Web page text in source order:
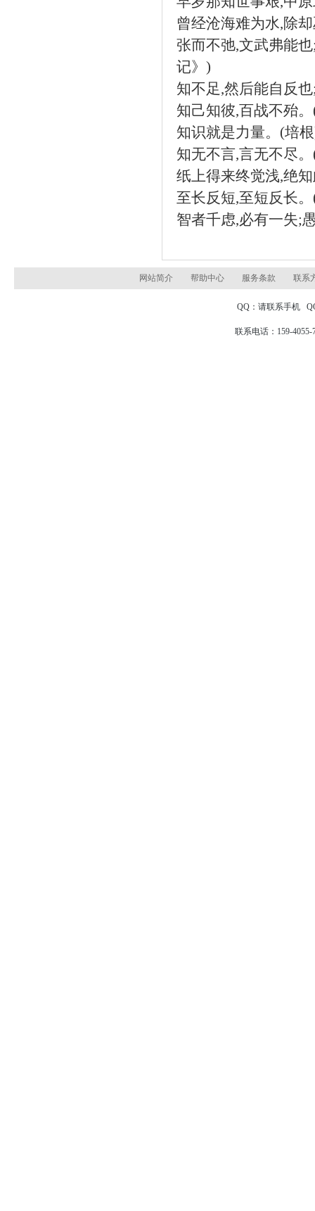
曾经沧海难为水,除
张而不弛,文武弗能也
记》 )
知不足,然后能自反也
知己知彼,百战不殆。
知识就是力量。 (培根
知无不言,言无不尽。
纸上得来终觉浅,绝
至长反短,至短反长。
智者千虑,必有一失;
网站简介 帮助中心 服务条款 联系
QQ：请联系手机
联系电话：159-4055-